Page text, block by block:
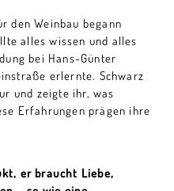
den Weinbau begann
alles wissen und alles
bei Hans-Günter
erlernte. Schwarz
und zeigte ihr, was
Erfahrungen prägen ihre
er braucht Liebe,